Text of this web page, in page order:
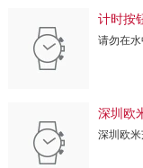
计时按
请勿在水
深圳欧
深圳欧